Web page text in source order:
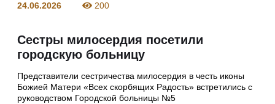
24.06.2026 200
Сестры милосердия посетили
городскую больницу
Представители сестричества милосердия в честь иконы
Божией Матери «Всех скорбящих Радость» встретились с
руководством Городской больницы №5